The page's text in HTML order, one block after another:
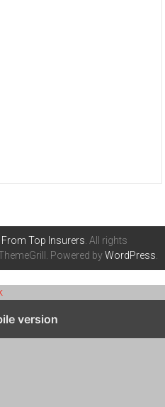
Top Insurers . All rights
Powered byWordPress
version